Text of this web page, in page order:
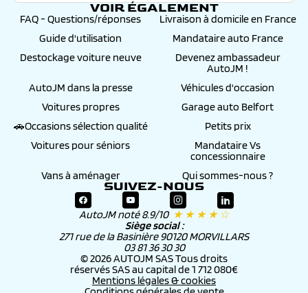
VOIR ÉGALEMENT
FAQ - Questions/réponses
Livraison à domicile en France
Guide d'utilisation
Mandataire auto France
Destockage voiture neuve
Devenez ambassadeur
AutoJM !
AutoJM dans la presse
Véhicules d'occasion
Voitures propres
Garage auto Belfort
🚗Occasions sélection qualité
Petits prix
Voitures pour séniors
Mandataire Vs
concessionnaire
Vans à aménager
Qui sommes-nous ?
SUIVEZ-NOUS
AutoJM noté 8.9/10 ★ ★ ★ ★ ☆
Siège social :
271 rue de la Basinière 90120 MORVILLARS
03 81 36 30 30
© 2026 AUTOJM SAS Tous droits
réservés SAS au capital de 1 712 080€
Mentions légales & cookies